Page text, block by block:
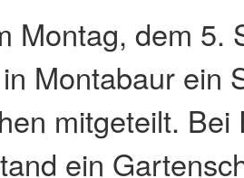
Montag, dem 5.
Montabaur ein
mitgeteilt. Bei
ein